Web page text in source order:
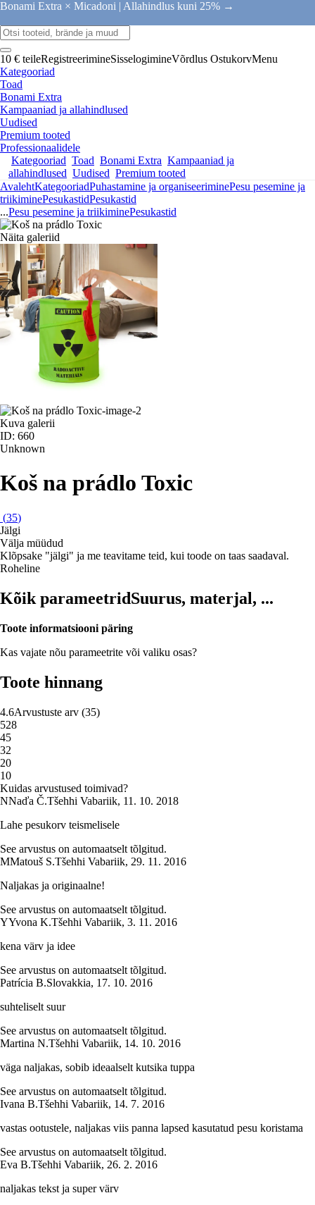
Bonami Extra × Micadoni | Allahindlus kuni 25% →
10 € teileRegistreerimineSisselogimineVõrdlus OstukorvMenu
Kategooriad
Toad
Bonami Extra
Kampaaniad ja allahindlused
Uudised
Premium tooted
Professionaalidele
Kategooriad Toad Bonami Extra Kampaaniad ja
allahindlused Uudised Premium tooted
AvalehtKategooriadPuhastamine ja organiseeriminePesu pesemine ja
triikiminePesukastidPesukastid
...Pesu pesemine ja triikiminePesukastid
Näita galeriid
Kuva galerii
ID: 660
Unknown
Koš na prádlo Toxic
(35)
Jälgi
Välja müüdud
Klõpsake "jälgi" ja me teavitame teid, kui toode on taas saadaval.
Roheline
Kõik parameetridSuurus, materjal, ...
Toote informatsiooni päring
Kas vajate nõu parameetrite või valiku osas?
Toote hinnang
4.6Arvustuste arv (35)
528
45
32
20
10
Kuidas arvustused toimivad?
NNaďa Č.Tšehhi Vabariik, 11. 10. 2018
Lahe pesukorv teismelisele
See arvustus on automaatselt tõlgitud.
MMatouš S.Tšehhi Vabariik, 29. 11. 2016
Naljakas ja originaalne!
See arvustus on automaatselt tõlgitud.
YYvona K.Tšehhi Vabariik, 3. 11. 2016
kena värv ja idee
See arvustus on automaatselt tõlgitud.
Patrícia B.Slovakkia, 17. 10. 2016
suhteliselt suur
See arvustus on automaatselt tõlgitud.
Martina N.Tšehhi Vabariik, 14. 10. 2016
väga naljakas, sobib ideaalselt kutsika tuppa
See arvustus on automaatselt tõlgitud.
Ivana B.Tšehhi Vabariik, 14. 7. 2016
vastas ootustele, naljakas viis panna lapsed kasutatud pesu koristama
See arvustus on automaatselt tõlgitud.
Eva B.Tšehhi Vabariik, 26. 2. 2016
naljakas tekst ja super värv